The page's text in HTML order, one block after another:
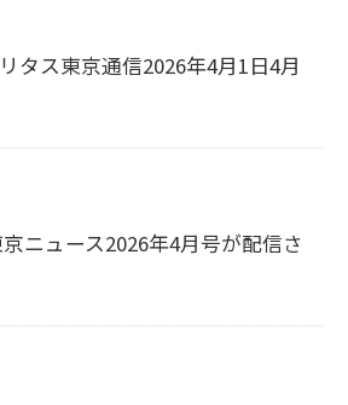
タス東京通信2026年4月1日4月
ニュース2026年4月号が配信さ